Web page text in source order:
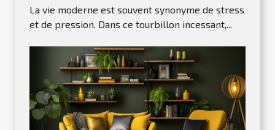
La vie moderne est souvent synonyme de stress
et de pression. Dans ce tourbillon incessant,...